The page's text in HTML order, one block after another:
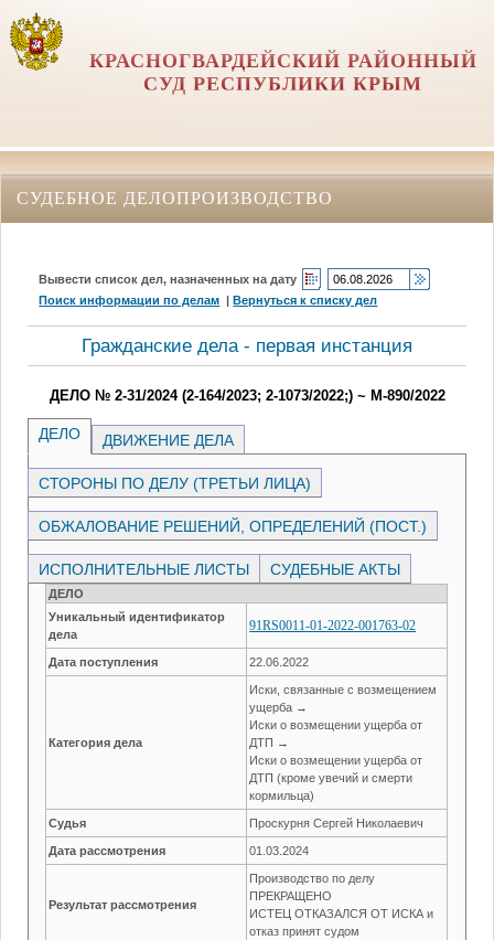
КРАСНОГВАРДЕЙСКИЙ РАЙОННЫЙ
СУД РЕСПУБЛИКИ КРЫМ
СУДЕБНОЕ ДЕЛОПРОИЗВОДСТВО
Вывести список дел, назначенных на дату
Поиск информации по делам |Вернуться к списку дел
Гражданские дела - первая инстанция
ДЕЛО № 2-31/2024 (2-164/2023; 2-1073/2022;) ~ М-890/2022
ДЕЛО ДВИЖЕНИЕ ДЕЛА
СТОРОНЫ ПО ДЕЛУ (ТРЕТЬИ ЛИЦА)
ОБЖАЛОВАНИЕ РЕШЕНИЙ, ОПРЕДЕЛЕНИЙ (ПОСТ.)
ИСПОЛНИТЕЛЬНЫЕ ЛИСТЫ СУДЕБНЫЕ АКТЫ
ДЕЛО
Уникальный идентификатор
дела
91RS0011-01-2022-001763-02
Дата поступления 22.06.2022
Категория дела
Иски, связанные с возмещением
ущерба →
Иски о возмещении ущерба от
ДТП →
Иски о возмещении ущерба от
ДТП (кроме увечий и смерти
кормильца)
Судья Проскурня Сергей Николаевич
Дата рассмотрения 01.03.2024
Результат рассмотрения
Производство по делу
ПРЕКРАЩЕНО
ИСТЕЦ ОТКАЗАЛСЯ ОТ ИСКА и
отказ принят судом